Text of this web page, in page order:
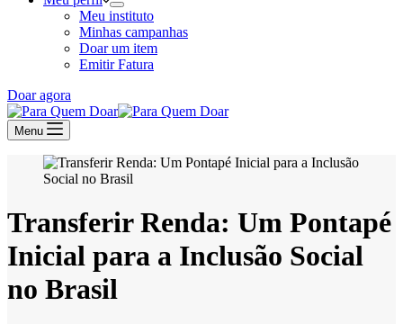
Meu instituto
Minhas campanhas
Doar um item
Emitir Fatura
Doar agora
Menu
Transferir Renda: Um Pontapé
Inicial para a Inclusão Social
no Brasil